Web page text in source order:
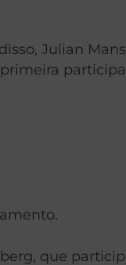
Julian
que